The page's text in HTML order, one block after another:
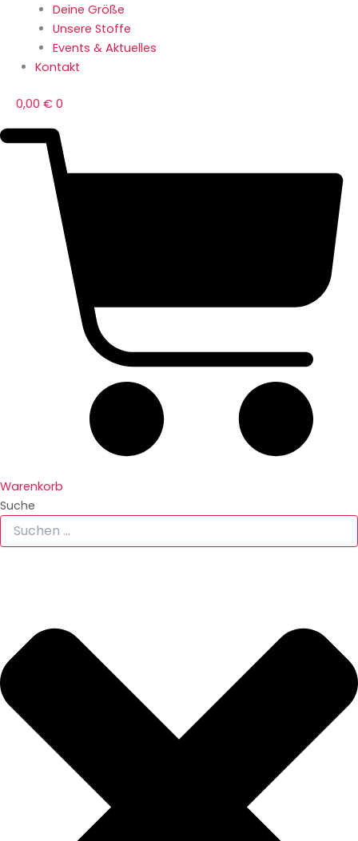
Deine Größe
Unsere Stoffe
Events & Aktuelles
Kontakt
0,00 € 0
Warenkorb
Suche